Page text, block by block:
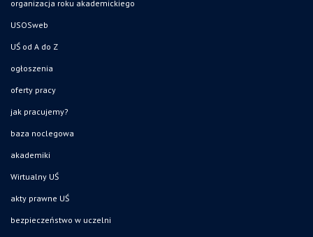
organizacja roku akademickiego
USOSweb
UŚ od A do Z
ogłoszenia
oferty pracy
jak pracujemy?
baza noclegowa
akademiki
Wirtualny UŚ
akty prawne UŚ
bezpieczeństwo w uczelni